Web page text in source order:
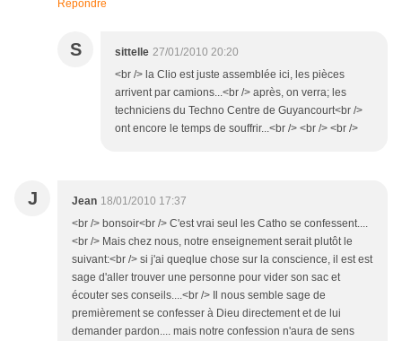
Répondre
S sittelle 27/01/2010 20:20
<br /> la Clio est juste assemblée ici, les pièces
arrivent par camions...<br /> après, on verra; les
techniciens du Techno Centre de Guyancourt<br />
ont encore le temps de souffrir...<br /> <br /> <br />
J Jean 18/01/2010 17:37
<br /> bonsoir<br /> C'est vrai seul les Catho se confessent....
<br /> Mais chez nous, notre enseignement serait plutôt le
suivant:<br /> si j'ai queqlue chose sur la conscience, il est est
sage d'aller trouver une personne pour vider son sac et
écouter ses conseils....<br /> Il nous semble sage de
premièrement se confesser à Dieu directement et de lui
demander pardon.... mais notre confession n'aura de sens